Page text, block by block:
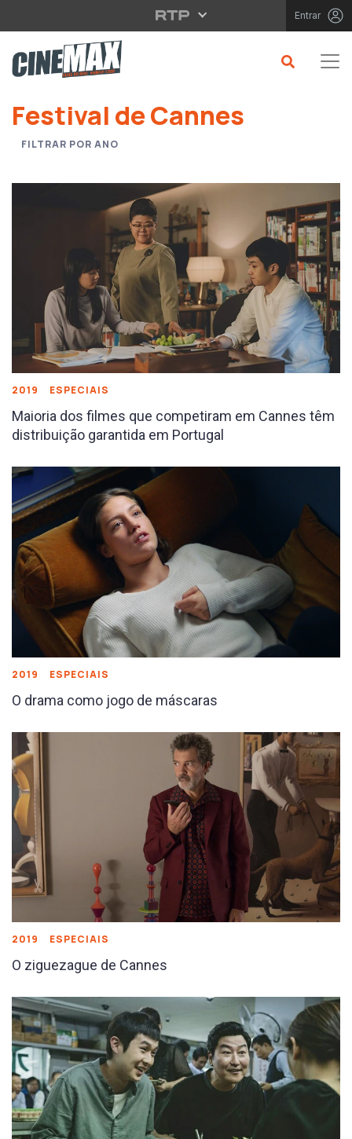
Saltar para o conteúdo principal Entrar
Festival de Cannes
FILTRAR POR ANO
2019 ESPECIAIS
Maioria dos filmes que competiram em Cannes têm
distribuição garantida em Portugal
2019 ESPECIAIS
O drama como jogo de máscaras
2019 ESPECIAIS
O ziguezague de Cannes